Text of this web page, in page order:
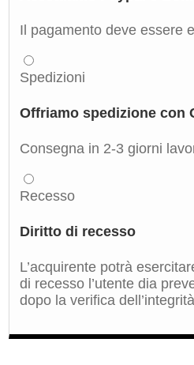
Il pagamento deve essere
Spedizioni
Offriamo spedizione con
Consegna in 2-3 giorni
Recesso
Diritto di recesso
L’acquirente potrà
di recesso l’utente dia
dopo la verifica